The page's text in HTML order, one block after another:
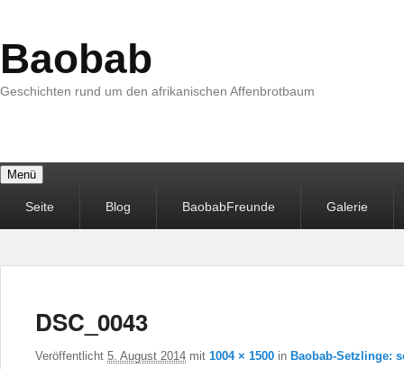
Baobab
Geschichten rund um den afrikanischen Affenbrotbaum
Menü
MenüSeite Blog BaobabFreunde Galerie
DSC_0043
Veröffentlicht 5. August 2014 mit 1004 × 1500 in Baobab-Setzlinge: